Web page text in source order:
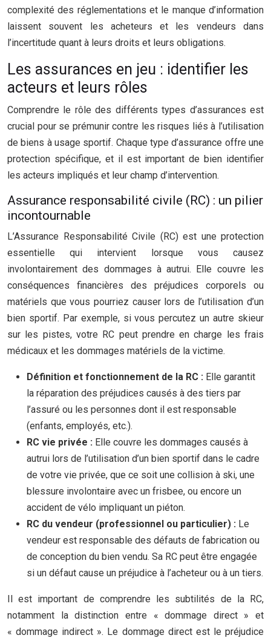
complexité des réglementations et le manque d’information
laissent souvent les acheteurs et les vendeurs dans
l’incertitude quant à leurs droits et leurs obligations.
Les assurances en jeu : identifier les
acteurs et leurs rôles
Comprendre le rôle des différents types d’assurances est
crucial pour se prémunir contre les risques liés à l’utilisation
de biens à usage sportif. Chaque type d’assurance offre une
protection spécifique, et il est important de bien identifier
les acteurs impliqués et leur champ d’intervention.
Assurance responsabilité civile (RC) : un pilier
incontournable
L’Assurance Responsabilité Civile (RC) est une protection
essentielle qui intervient lorsque vous causez
involontairement des dommages à autrui. Elle couvre les
conséquences financières des préjudices corporels ou
matériels que vous pourriez causer lors de l’utilisation d’un
bien sportif. Par exemple, si vous percutez un autre skieur
sur les pistes, votre RC peut prendre en charge les frais
médicaux et les dommages matériels de la victime.
Définition et fonctionnement de la RC : Elle garantit
la réparation des préjudices causés à des tiers par
l’assuré ou les personnes dont il est responsable
(enfants, employés, etc.).
RC vie privée : Elle couvre les dommages causés à
autrui lors de l’utilisation d’un bien sportif dans le cadre
de votre vie privée, que ce soit une collision à ski, une
blessure involontaire avec un frisbee, ou encore un
accident de vélo impliquant un piéton.
RC du vendeur (professionnel ou particulier) : Le
vendeur est responsable des défauts de fabrication ou
de conception du bien vendu. Sa RC peut être engagée
si un défaut cause un préjudice à l’acheteur ou à un tiers.
Il est important de comprendre les subtilités de la RC,
notamment la distinction entre « dommage direct » et
« dommage indirect ». Le dommage direct est le préjudice